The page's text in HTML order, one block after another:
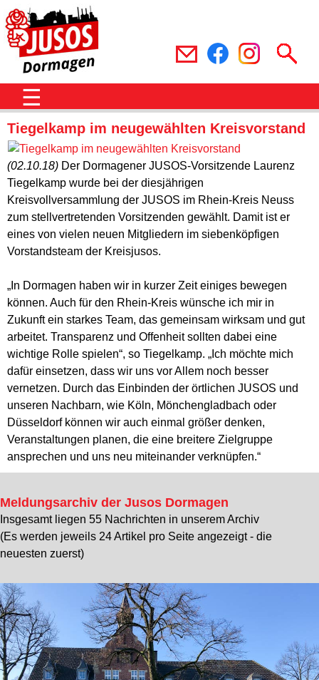
☰
Tiegelkamp im neugewählten Kreisvorstand
(02.10.18) Der Dormagener JUSOS-Vorsitzende Laurenz
Tiegelkamp wurde bei der diesjährigen
Kreisvollversammlung der JUSOS im Rhein-Kreis Neuss
zum stellvertretenden Vorsitzenden gewählt. Damit ist er
eines von vielen neuen Mitgliedern im siebenköpfigen
Vorstandsteam der Kreisjusos.
„In Dormagen haben wir in kurzer Zeit einiges bewegen
können. Auch für den Rhein-Kreis wünsche ich mir in
Zukunft ein starkes Team, das gemeinsam wirksam und gut
arbeitet. Transparenz und Offenheit sollten dabei eine
wichtige Rolle spielen“, so Tiegelkamp. „Ich möchte mich
dafür einsetzen, dass wir uns vor Allem noch besser
vernetzen. Durch das Einbinden der örtlichen JUSOS und
unseren Nachbarn, wie Köln, Mönchengladbach oder
Düsseldorf können wir auch einmal größer denken,
Veranstaltungen planen, die eine breitere Zielgruppe
ansprechen und uns neu miteinander verknüpfen.“
Meldungsarchiv der Jusos Dormagen
Insgesamt liegen 55 Nachrichten in unserem Archiv
(Es werden jeweils 24 Artikel pro Seite angezeigt - die
neuesten zuerst)